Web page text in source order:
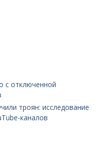
с отключенной
троян: исследование
каналов